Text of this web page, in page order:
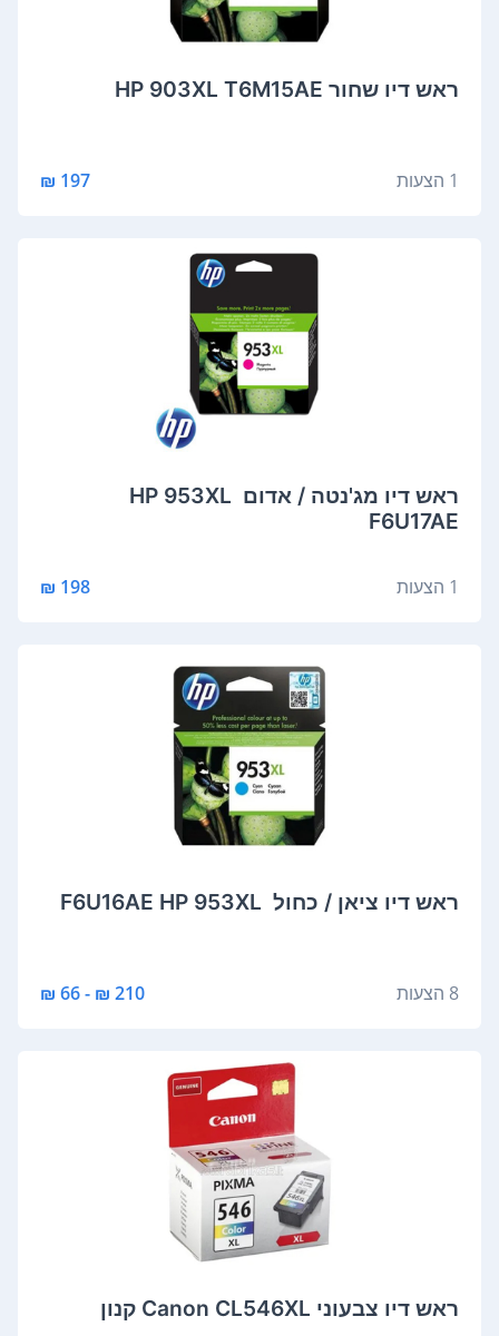
‏ראש דיו ‏שחור HP 903XL T6M15AE
1 הצעות 197 ₪
‏ראש דיו מג'נטה / אדום ‏ HP 953XL
F6U17AE
1 הצעות 198 ₪
‏ראש דיו ציאן / כחול ‏ 953XL‏ F6U16AE HP
8 הצעות 210 ₪ - 66 ₪
‏ראש דיו ‏צבעוני Canon CL546XL קנון